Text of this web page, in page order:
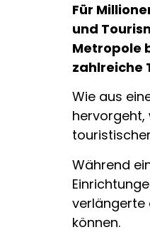
Für
und
Metropole
zahlreiche
Wie aus
hervorgeht,
Während
verlängerte
können.